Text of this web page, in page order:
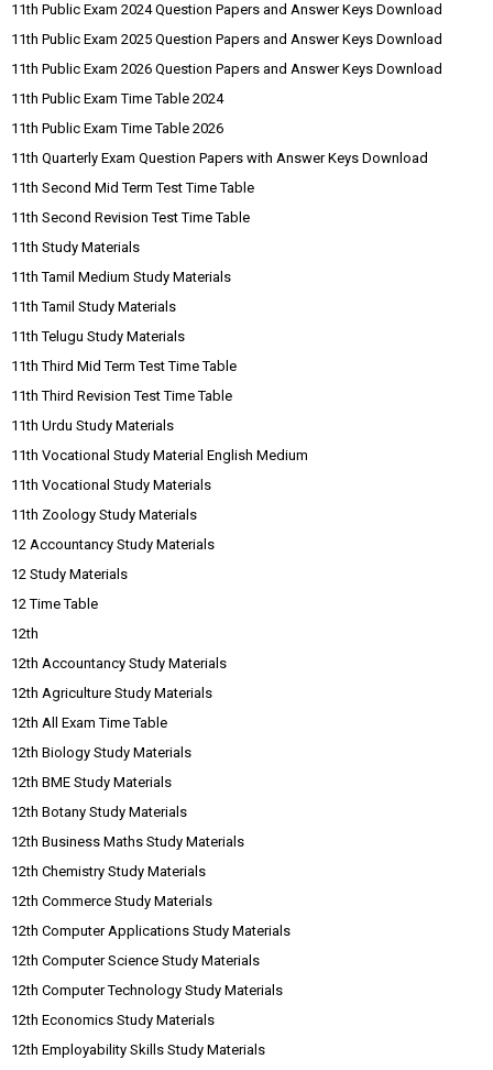
11th Public Exam 2024 Question Papers and Answer Keys Download
11th Public Exam 2025 Question Papers and Answer Keys Download
11th Public Exam 2026 Question Papers and Answer Keys Download
11th Public Exam Time Table 2024
11th Public Exam Time Table 2026
11th Quarterly Exam Question Papers with Answer Keys Download
11th Second Mid Term Test Time Table
11th Second Revision Test Time Table
11th Study Materials
11th Tamil Medium Study Materials
11th Tamil Study Materials
11th Telugu Study Materials
11th Third Mid Term Test Time Table
11th Third Revision Test Time Table
11th Urdu Study Materials
11th Vocational Study Material English Medium
11th Vocational Study Materials
11th Zoology Study Materials
12 Accountancy Study Materials
12 Study Materials
12 Time Table
12th
12th Accountancy Study Materials
12th Agriculture Study Materials
12th All Exam Time Table
12th Biology Study Materials
12th BME Study Materials
12th Botany Study Materials
12th Business Maths Study Materials
12th Chemistry Study Materials
12th Commerce Study Materials
12th Computer Applications Study Materials
12th Computer Science Study Materials
12th Computer Technology Study Materials
12th Economics Study Materials
12th Employability Skills Study Materials